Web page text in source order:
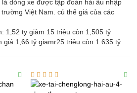
dòng xe được tập đoàn hải âu nhập
Việt Nam. củ thể giá của các
1,52 ty giảm 15 triệu còn 1,505 tỷ
giá 1,66 tỷ giamr25 triệu còn 1.635 tỷ